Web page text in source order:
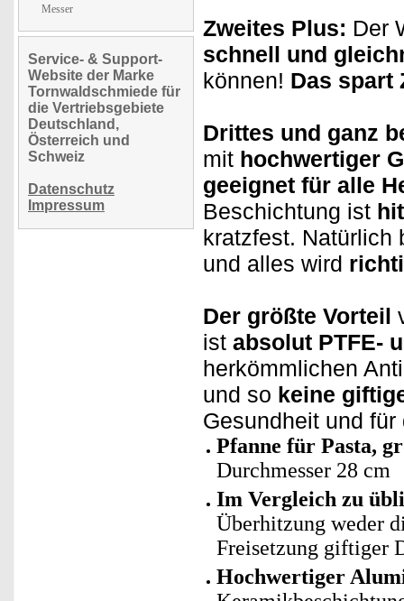
Messer
Service- & Support-
Website der Marke
Tornwaldschmiede für
die Vertriebsgebiete
Deutschland,
Österreich und
Schweiz
Datenschutz
Impressum
Zweites Plus: Der
schnell und
können! Das spart
Drittes und ganz
mit hochwertiger
geeignet für alle
Beschichtung ist
kratzfest. Natürlich
und alles wird
Der größte Vorteil
ist absolut PTFE-
herkömmlichen
und so keine
Gesundheit und für
Pfanne für Pasta,
Durchmesser 28 cm
Im Vergleich zu
Überhitzung weder
Freisetzung giftiger
Hochwertiger